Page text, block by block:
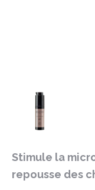
Stimule la
repousse des